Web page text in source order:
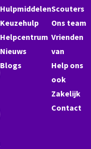
Hulpmiddelen
Keuzehulp
Helpcentrum
Nieuws
Blogs
Scouters
Ons team
Vrienden
van
Help ons
ook
Zakelijk
Contact